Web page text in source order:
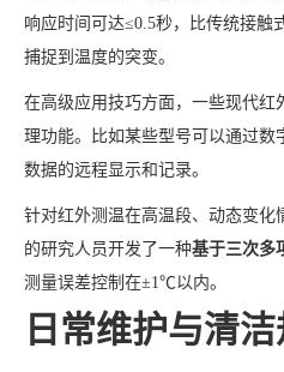
响应时间可达≤0.5秒，比传统接触
捕捉到温度的突变。
在高级应用技巧方面，一些现代红
理功能。比如某些型号可以通过数
数据的远程显示和记录。
针对红外测温在高温段、动态变化
的研究人员开发了一种基于三次多
测量误差控制在±1℃以内。
日常维护与清